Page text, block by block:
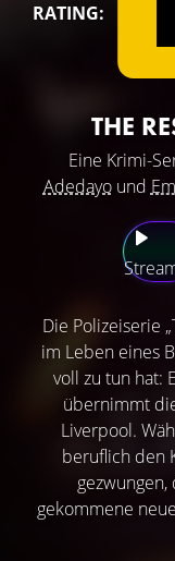
RATING:
THE
Eine Krimi-
Adedayound
Die Polizeiserie
im Leben eines
voll zu tun hat:
übernimmt
Liverpool.
beruflich den
gekommene